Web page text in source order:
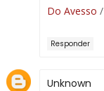
Do Avesso /
Responder
Unknown